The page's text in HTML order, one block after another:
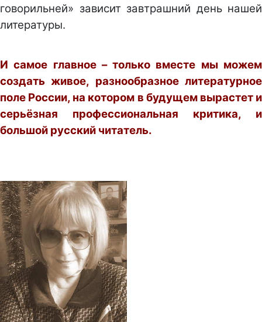
говорильней» зависит завтрашний день нашей
литературы.
И самое главное – только вместе мы можем
создать живое, разнообразное литературное
поле России, на котором в будущем вырастет и
серьёзная профессиональная критика, и
большой русский читатель.